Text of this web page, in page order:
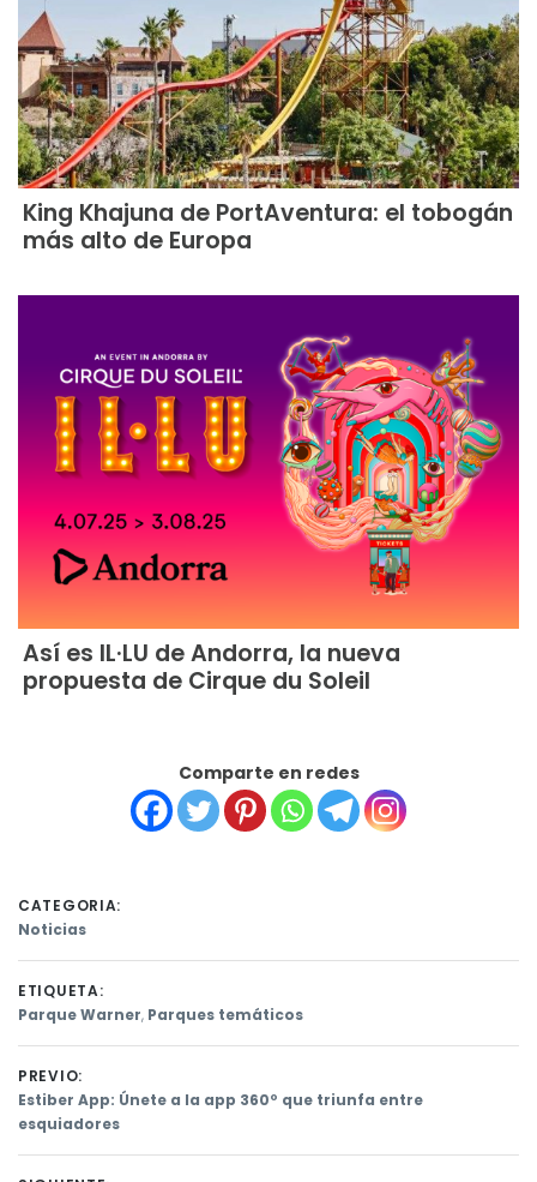
King Khajuna de PortAventura: el tobogán
más alto de Europa
Así es IL·LU de Andorra, la nueva
propuesta de Cirque du Soleil
Comparte en redes
CATEGORIA:
Noticias
ETIQUETA:
Parque Warner, Parques temáticos
Navegación
PREVIO:
Previous
post:
Estiber App: Únete a la app 360º que triunfa entre
esquiadores